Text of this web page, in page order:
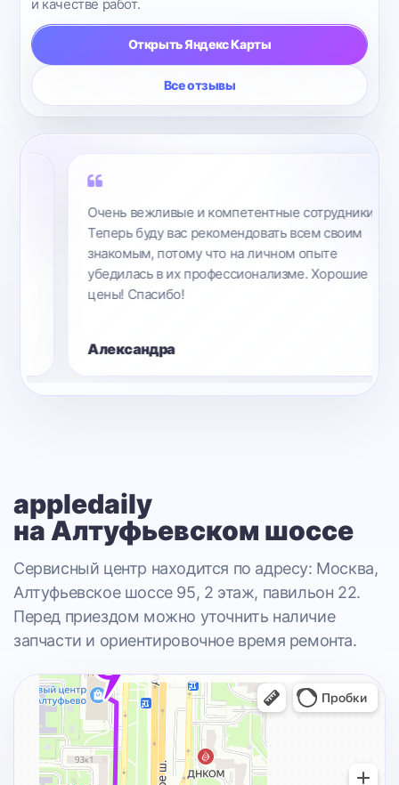
и качестве работ.
Открыть Яндекс Карты
Все отзывы
Очень вежливые и компетентные сотрудники.
Теперь буду вас рекомендовать всем своим
знакомым, потому что на личном опыте
убедилась в их профессионализме. Хорошие
цены! Спасибо!
Александра
appledaily
на Алтуфьевском шоссе
Сервисный центр находится по адресу: Москва,
Алтуфьевское шоссе 95, 2 этаж, павильон 22.
Перед приездом можно уточнить наличие
запчасти и ориентировочное время ремонта.